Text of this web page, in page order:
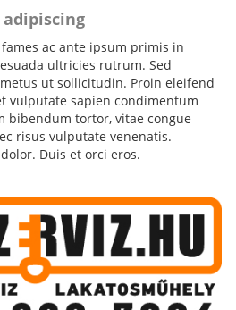
ac ante ipsum primis in
ultricies rutrum. Sed
ut sollicitudin. Proin eleifend
vulputate sapien condimentum
bibendum tortor, vitae congue
risus vulputate venenatis.
Duis et orci eros.